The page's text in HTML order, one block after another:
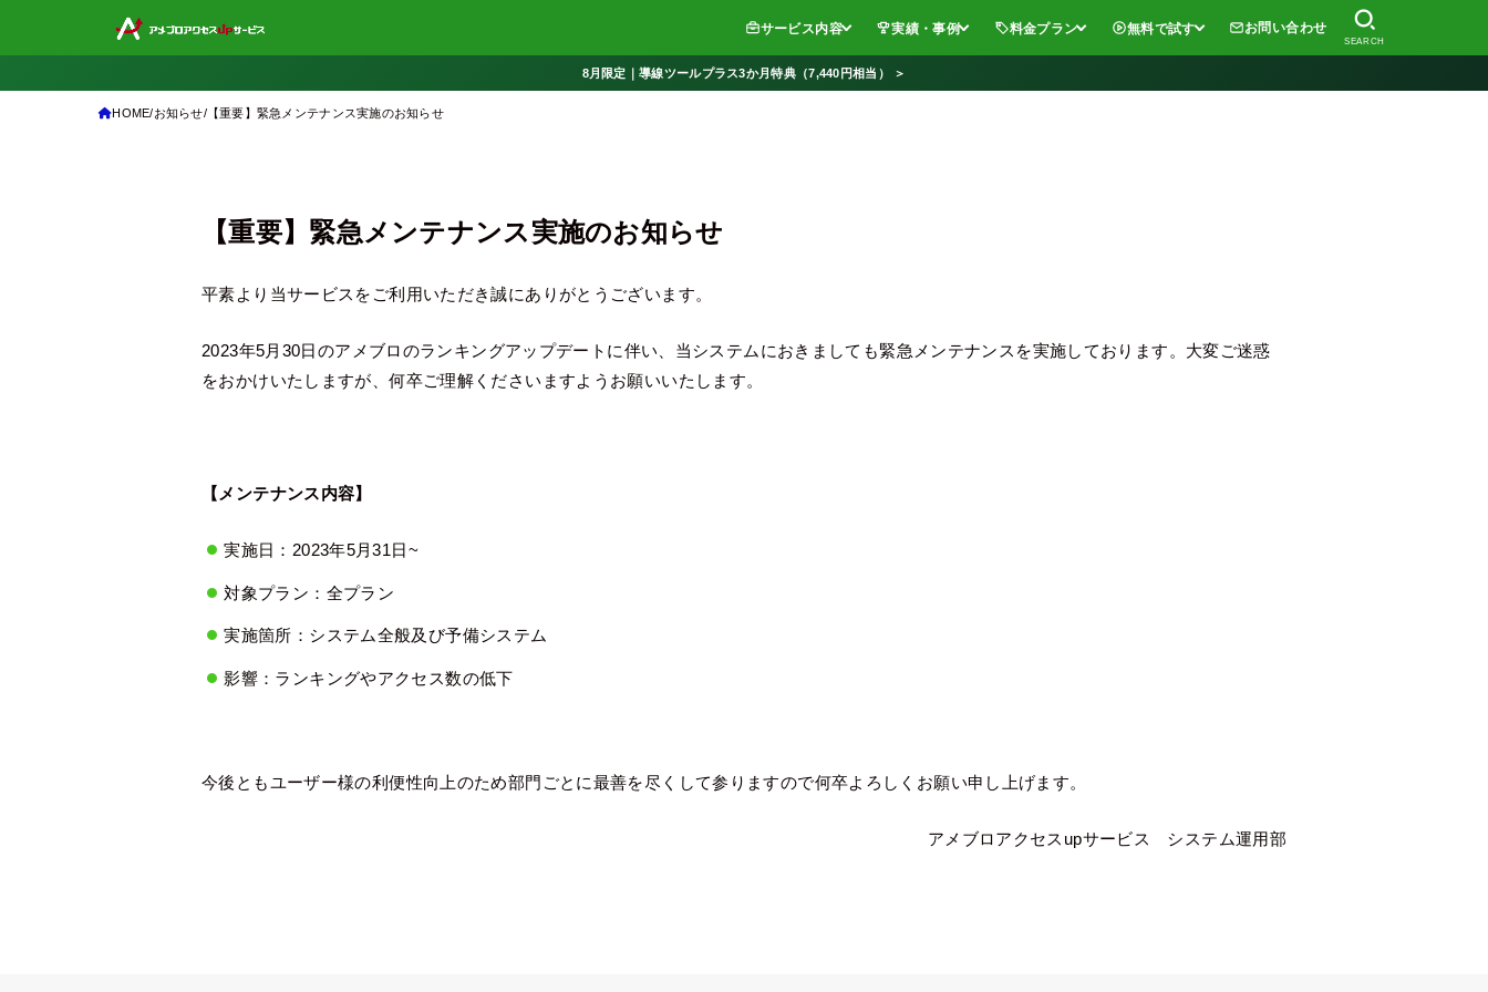
サービス内容 実績・事例 料金プラン 無料で試す お問い合わせ
SEARCH
8月限定｜導線ツールプラス3か月特典（7,440円相当） ＞
HOME お知らせ 【重要】緊急メンテナンス実施のお知らせ
【重要】緊急メンテナンス実施のお知らせ
平素より当サービスをご利用いただき誠にありがとうございます。
2023年5月30日のアメブロのランキングアップデートに伴い、当システムにおきましても緊急メンテナンスを実施しております。 大変ご迷惑
をおかけいたしますが、何卒ご理解くださいますようお願いいたします。
【メンテナンス内容】
実施日：2023年5月31日~
対象プラン：全プラン
実施箇所：システム全般及び予備システム
影響：ランキングやアクセス数の低下
今後ともユーザー様の利便性向上のため部門ごとに最善を尽くして参りますので何卒よろしくお願い申し上げます。
アメブロアクセスupサービス システム運用部